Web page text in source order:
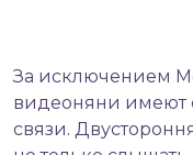
За исключением
видеоняни имеют
связи.